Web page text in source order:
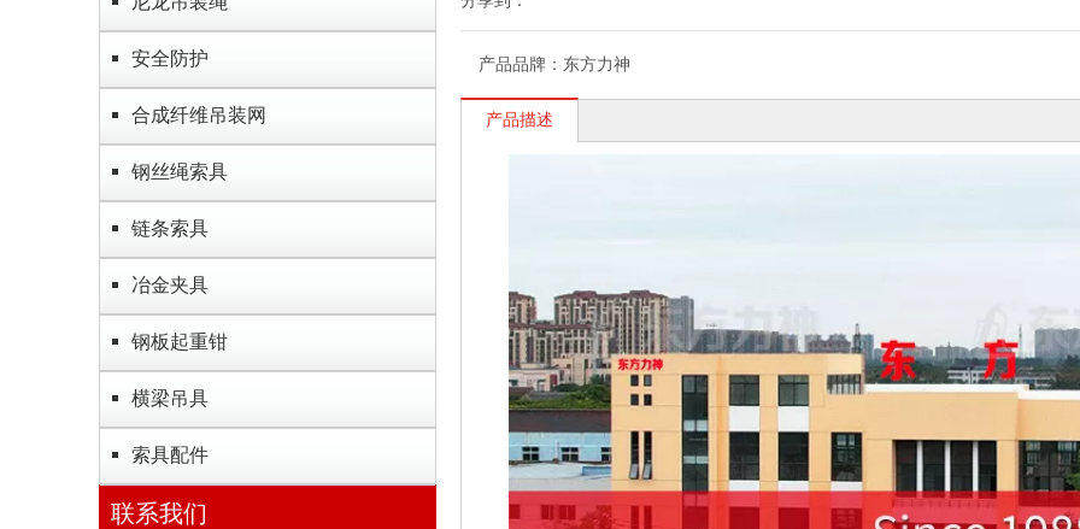
安全防护
合成纤维吊装网
钢丝绳索具
链条索具
冶金夹具
钢板起重钳
横梁吊具
索具配件
联系我们
产品品牌： 东方力神
产品描述